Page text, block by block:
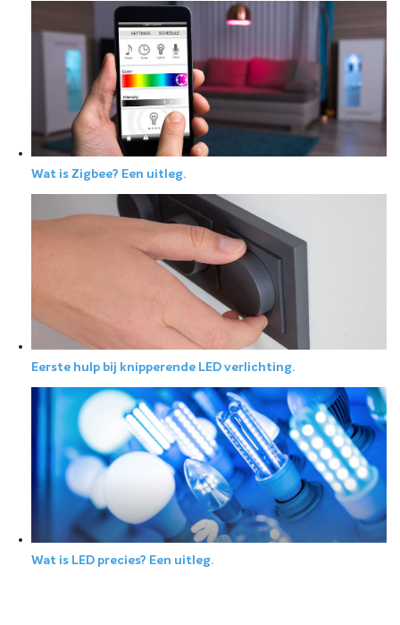
Wat is Zigbee? Een uitleg.
Eerste hulp bij knipperende LED verlichting.
Wat is LED precies? Een uitleg.